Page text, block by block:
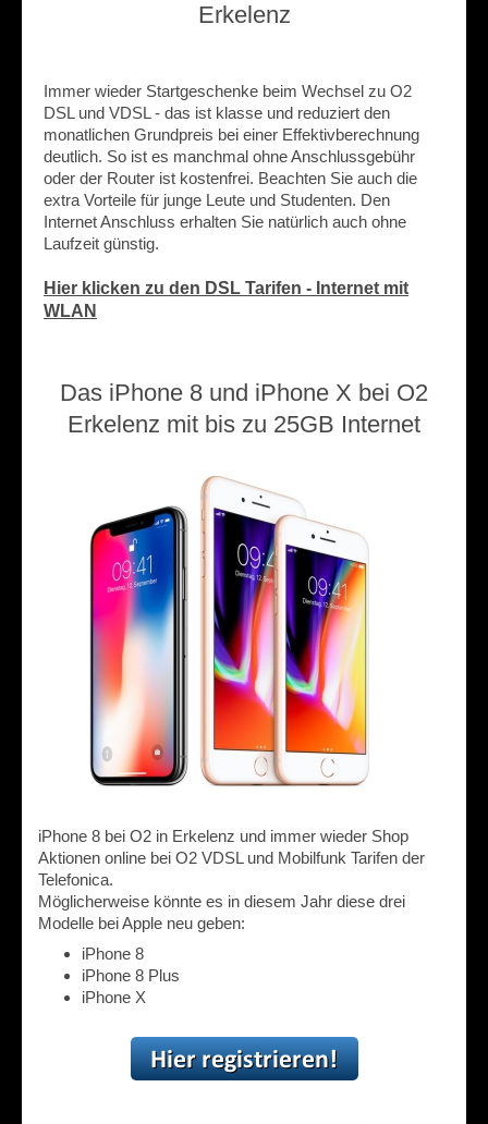
Erkelenz
Immer wieder Startgeschenke beim Wechsel zu O2
DSL und VDSL - das ist klasse und reduziert den
monatlichen Grundpreis bei einer Effektivberechnung
deutlich. So ist es manchmal ohne Anschlussgebühr
oder der Router ist kostenfrei. Beachten Sie auch die
extra Vorteile für junge Leute und Studenten. Den
Internet Anschluss erhalten Sie natürlich auch ohne
Laufzeit günstig.
Hier klicken zu den DSL Tarifen - Internet mit
WLAN
Das iPhone 8 und iPhone X bei O2
Erkelenz mit bis zu 25GB Internet
iPhone 8 bei O2 in Erkelenz und immer wieder Shop
Aktionen online bei O2 VDSL und Mobilfunk Tarifen der
Telefonica.
Möglicherweise könnte es in diesem Jahr diese drei
Modelle bei Apple neu geben:
iPhone 8
iPhone 8 Plus
iPhone X